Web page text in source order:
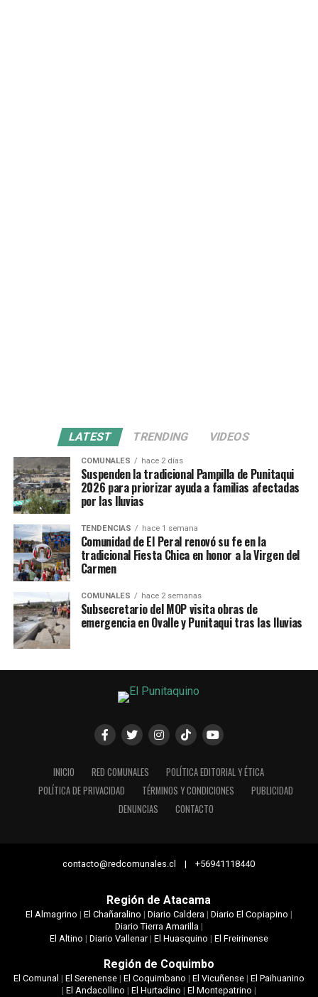
LATEST TRENDING VIDEOS
COMUNALES hace 2 días
Suspenden la tradicional Pampilla de Punitaqui
2026 para priorizar ayuda a familias afectadas
por las lluvias
TENDENCIAS hace 1 semana
Comunidad de El Peral renovó su fe en la
tradicional Fiesta Chica en honor a la Virgen del
Carmen
COMUNALES hace 2 semanas
Subsecretario del MOP visita obras de
emergencia en Ovalle y Punitaqui tras las lluvias
INICIO RED COMUNALES
POLÍTICA EDITORIAL Y ÉTICA
POLÍTICA DE PRIVACIDAD
TÉRMINOS Y CONDICIONES
PUBLICIDAD
DENUNCIAS
CONTACTO
contacto@redcomunales.cl | +56941118440
Región de Atacama
El Almagrino | El Chañaralino | Diario Caldera| Diario El Copiapino |
Diario Tierra Amarilla|
El Altino | Diario Vallenar| El Huasquino | El Freirinense
Región de Coquimbo
El Comunal | El Serenense| El Coquimbano | El Vicuñense| El Paihuanino
| El Andacollino | El Hurtadino | El Montepatrino |